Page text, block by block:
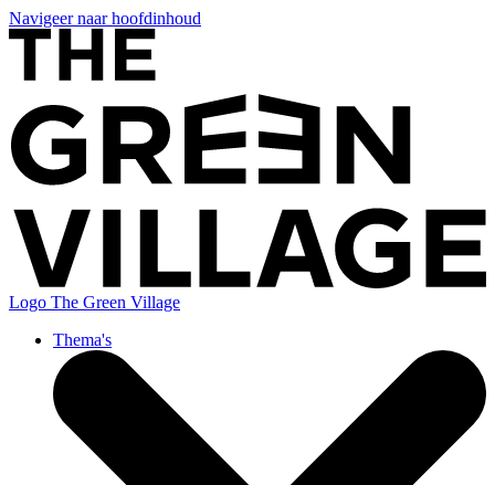
Navigeer naar hoofdinhoud
Logo The Green Village
Thema's